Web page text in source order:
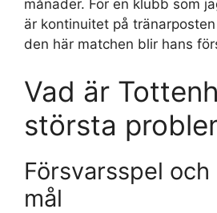
månader. För en klubb som
är kontinuitet på
den här matchen blir hans
Vad är
största
Försvarsspel
mål